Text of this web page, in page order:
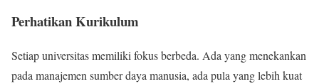
Perhatikan Kurikulum
Setiap universitas memiliki fokus berbeda. Ada yang menekankan
pada manajemen sumber daya manusia, ada pula yang lebih kuat